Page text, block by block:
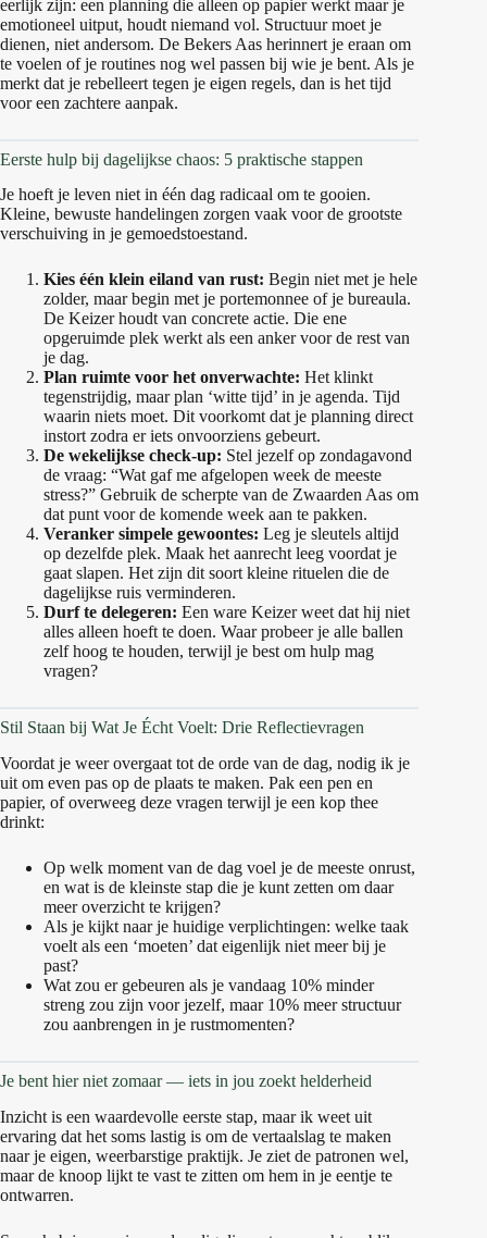
eerlijk zijn: een planning die alleen op papier werkt maar je
emotioneel uitput, houdt niemand vol. Structuur moet je
dienen, niet andersom. De Bekers Aas herinnert je eraan om
te voelen of je routines nog wel passen bij wie je bent. Als je
merkt dat je rebelleert tegen je eigen regels, dan is het tijd
voor een zachtere aanpak.
Eerste hulp bij dagelijkse chaos: 5 praktische stappen
Je hoeft je leven niet in één dag radicaal om te gooien.
Kleine, bewuste handelingen zorgen vaak voor de grootste
verschuiving in je gemoedstoestand.
Kies één klein eiland van rust: Begin niet met je hele
zolder, maar begin met je portemonnee of je bureaula.
De Keizer houdt van concrete actie. Die ene
opgeruimde plek werkt als een anker voor de rest van
je dag.
Plan ruimte voor het onverwachte: Het klinkt
tegenstrijdig, maar plan ‘witte tijd’ in je agenda. Tijd
waarin niets moet. Dit voorkomt dat je planning direct
instort zodra er iets onvoorziens gebeurt.
De wekelijkse check-up: Stel jezelf op zondagavond
de vraag: “Wat gaf me afgelopen week de meeste
stress?” Gebruik de scherpte van de Zwaarden Aas om
dat punt voor de komende week aan te pakken.
Veranker simpele gewoontes: Leg je sleutels altijd
op dezelfde plek. Maak het aanrecht leeg voordat je
gaat slapen. Het zijn dit soort kleine rituelen die de
dagelijkse ruis verminderen.
Durf te delegeren: Een ware Keizer weet dat hij niet
alles alleen hoeft te doen. Waar probeer je alle ballen
zelf hoog te houden, terwijl je best om hulp mag
vragen?
Stil Staan bij Wat Je Écht Voelt: Drie Reflectievragen
Voordat je weer overgaat tot de orde van de dag, nodig ik je
uit om even pas op de plaats te maken. Pak een pen en
papier, of overweeg deze vragen terwijl je een kop thee
drinkt:
Op welk moment van de dag voel je de meeste onrust,
en wat is de kleinste stap die je kunt zetten om daar
meer overzicht te krijgen?
Als je kijkt naar je huidige verplichtingen: welke taak
voelt als een ‘moeten’ dat eigenlijk niet meer bij je
past?
Wat zou er gebeuren als je vandaag 10% minder
streng zou zijn voor jezelf, maar 10% meer structuur
zou aanbrengen in je rustmomenten?
Je bent hier niet zomaar — iets in jou zoekt helderheid
Inzicht is een waardevolle eerste stap, maar ik weet uit
ervaring dat het soms lastig is om de vertaalslag te maken
naar je eigen, weerbarstige praktijk. Je ziet de patronen wel,
maar de knoop lijkt te vast te zitten om hem in je eentje te
ontwarren.